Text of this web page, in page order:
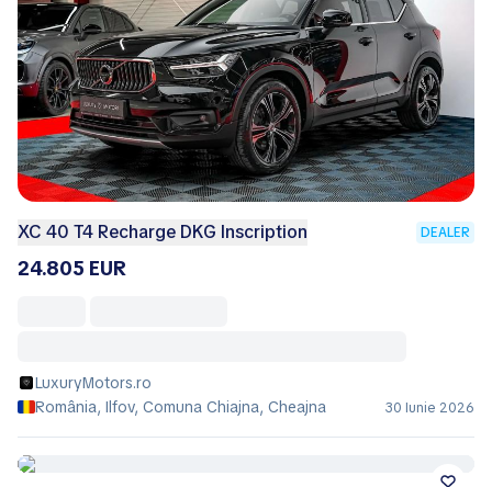
XC 40 T4 Recharge DKG Inscription DEALER
24.805 EUR
LuxuryMotors.ro
România, Ilfov, Comuna Chiajna, Cheajna
30 Iunie 2026